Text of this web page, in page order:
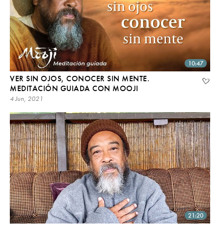
10:47
VER SIN OJOS, CONOCER SIN MENTE.
MEDITACIÓN GUIADA CON MOOJI
4 Jun, 2021
21:20